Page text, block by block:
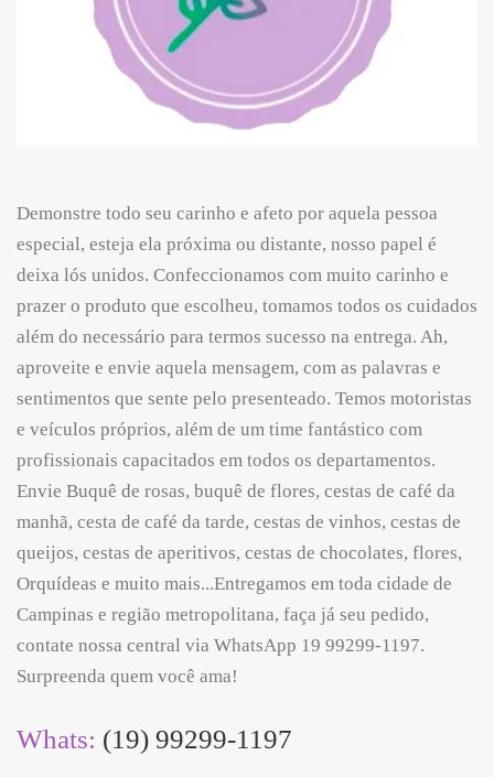
Demonstre todo seu carinho e afeto por aquela pessoa
especial, esteja ela próxima ou distante, nosso papel é
deixa lós unidos. Confeccionamos com muito carinho e
prazer o produto que escolheu, tomamos todos os cuidados
além do necessário para termos sucesso na entrega. Ah,
aproveite e envie aquela mensagem, com as palavras e
sentimentos que sente pelo presenteado. Temos motoristas
e veículos próprios, além de um time fantástico com
profissionais capacitados em todos os departamentos.
Envie Buquê de rosas, buquê de flores, cestas de café da
manhã, cesta de café da tarde, cestas de vinhos, cestas de
queijos, cestas de aperitivos, cestas de chocolates, flores,
Orquídeas e muito mais...Entregamos em toda cidade de
Campinas e região metropolitana, faça já seu pedido,
contate nossa central via WhatsApp 19 99299-1197.
Surpreenda quem você ama!
Whats: (19) 99299-1197